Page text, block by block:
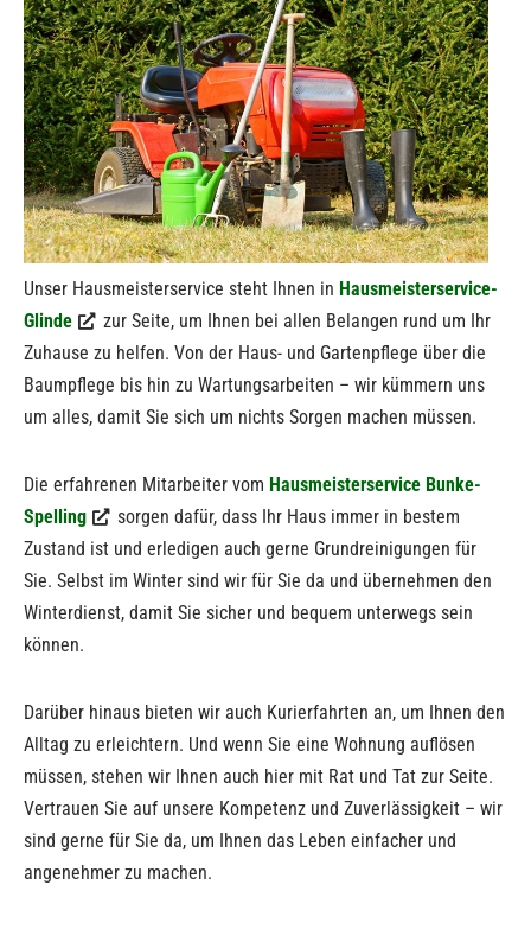
Unser Hausmeisterservice steht Ihnen in Hausmeisterservice-
Glinde
zur Seite, um Ihnen bei allen Belangen rund um Ihr
Zuhause zu helfen. Von der Haus- und Gartenpflege über die
Baumpflege bis hin zu Wartungsarbeiten – wir kümmern uns
um alles, damit Sie sich um nichts Sorgen machen müssen.
Die erfahrenen Mitarbeiter vom Hausmeisterservice Bunke-
Spelling
sorgen dafür, dass Ihr Haus immer in bestem
Zustand ist und erledigen auch gerne Grundreinigungen für
Sie. Selbst im Winter sind wir für Sie da und übernehmen den
Winterdienst, damit Sie sicher und bequem unterwegs sein
können.
Darüber hinaus bieten wir auch Kurierfahrten an, um Ihnen den
Alltag zu erleichtern. Und wenn Sie eine Wohnung auflösen
müssen, stehen wir Ihnen auch hier mit Rat und Tat zur Seite.
Vertrauen Sie auf unsere Kompetenz und Zuverlässigkeit – wir
sind gerne für Sie da, um Ihnen das Leben einfacher und
angenehmer zu machen.